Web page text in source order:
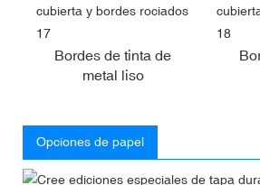
Bordes de tinta de
metal liso
Opciones de papel